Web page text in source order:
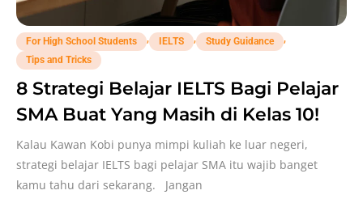
For High School Students , IELTS , Study Guidance
,
Tips and Tricks
8 Strategi Belajar IELTS Bagi Pelajar
SMA Buat Yang Masih di Kelas 10!
Kalau Kawan Kobi punya mimpi kuliah ke luar negeri,
strategi belajar IELTS bagi pelajar SMA itu wajib banget
kamu tahu dari sekarang. Jangan